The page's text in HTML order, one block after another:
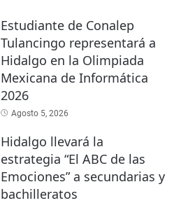
Estudiante de Conalep
Tulancingo representará a
Hidalgo en la Olimpiada
Mexicana de Informática
2026
Agosto 5, 2026
Hidalgo llevará la
estrategia “El ABC de las
Emociones” a secundarias y
bachilleratos